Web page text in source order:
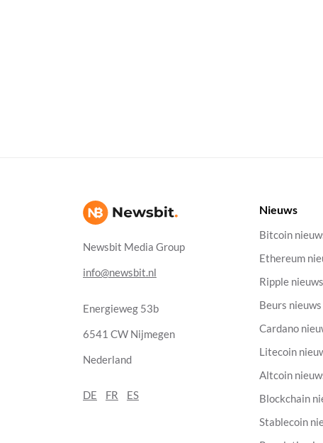
Newsbit Media Group
info@newsbit.nl
Energieweg 53b
6541 CW Nijmegen
Nederland
DE FR ES
Nieuws
Bitcoin
Ethereum
Ripple nieuws
Beurs nieuws
Cardano
Litecoin
Altcoin
Blockchain
Stablecoin